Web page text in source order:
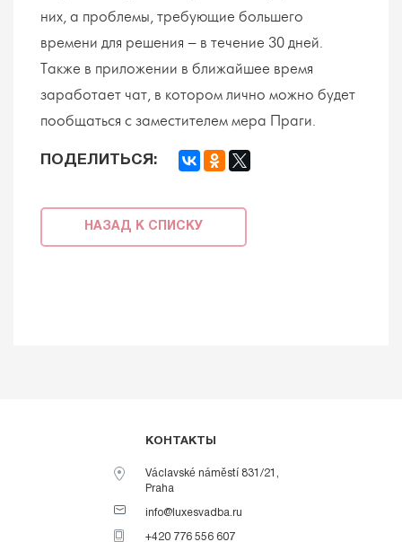
них, а проблемы, требующие большего
времени для решения – в течение 30 дней.
Также в приложении в ближайшее время
заработает чат, в котором лично можно будет
пообщаться с заместителем мера Праги.
ПОДЕЛИТЬСЯ:
НАЗАД К СПИСКУ
КОНТАКТЫ
Václavské náměstí 831/21,
Praha
info@luxesvadba.ru
+420 776 556 607